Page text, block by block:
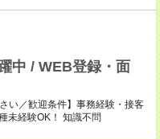
中 / WEB登録・面
い／歓迎条件】事務経験・接客
未経験OK！ 知識不問